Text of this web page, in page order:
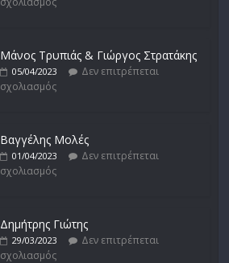
Μάνος Τρυπιάς & Γιώργος Στρατάκης
05/04/2023
Δεν επιτρέπεται
σχολιασμός
Βαγγέλης Μολές
01/04/2023
Δεν επιτρέπεται
σχολιασμός
Δημήτρης Γιώτης
29/03/2023
Δεν επιτρέπεται
σχολιασμός